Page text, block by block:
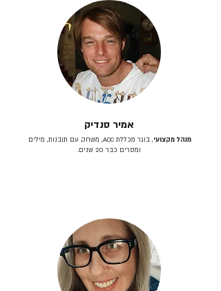
אמיר סנדיק
מנהל מקצועי
, בוגר מכללת ACC, משחק עם תובנות, מילים
ומסרים כבר 20 שנים.